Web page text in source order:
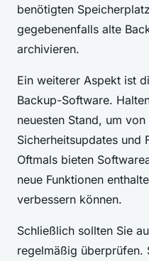
benötigten
gegebenenfalls alte
archivieren.
Ein weiterer Aspekt ist
Backup-Software.
neuesten Stand, um
Sicherheitsupdates und
Oftmals bieten
neue Funktionen
verbessern können.
Schließlich sollten Sie
regelmäßig überprüfen.